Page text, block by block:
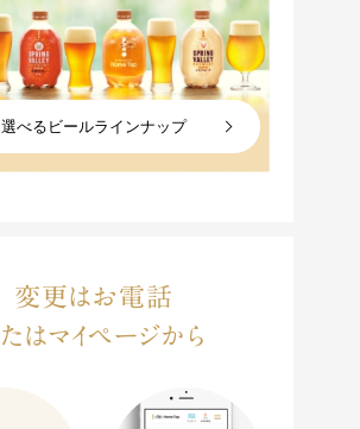
選べるビールラインナップ
変更はお電話
たはマイページから